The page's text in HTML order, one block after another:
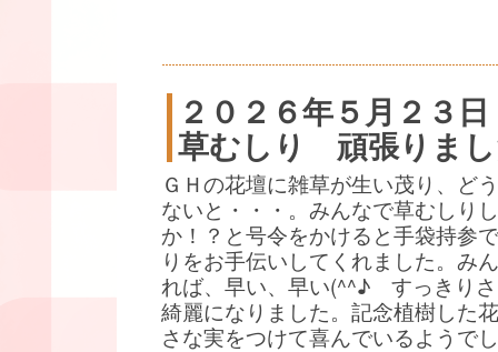
２０２６年５月２３日
草むしり 頑張りま
ＧＨの花壇に雑草が生い茂り、ど
ないと・・・。みんなで草むしり
か！？と号令をかけると手袋持参
りをお手伝いしてくれました。み
れば、早い、早い(^^♪ すっきり
綺麗になりました。記念植樹した
さな実をつけて喜んでいるようで